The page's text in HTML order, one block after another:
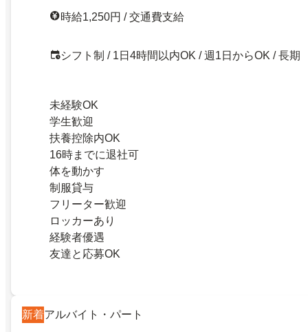
時給1,250円 / 交通費支給
シフト制 / 1日4時間以内OK / 週1日からOK / 長期
未経験OK
学生歓迎
扶養控除内OK
16時までに退社可
体を動かす
制服貸与
フリーター歓迎
ロッカーあり
経験者優遇
友達と応募OK
新着アルバイト・パート